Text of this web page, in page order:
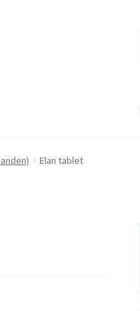
Over ons
Elan tablet